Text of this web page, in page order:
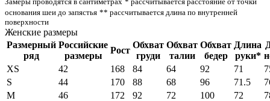
основания шеи до запястья ** рассчитывается длина по внутренней
поверхности
Женские размеры
Размерный
ряд
Российские
размеры
Рост
Обхват
груди
Обхват
талии
Обхват
бедер
Длина
руки*
XS
42 168 84 64 92 71
S
44 170 88 68 96 71.5
M
46 172 92 72 100 72